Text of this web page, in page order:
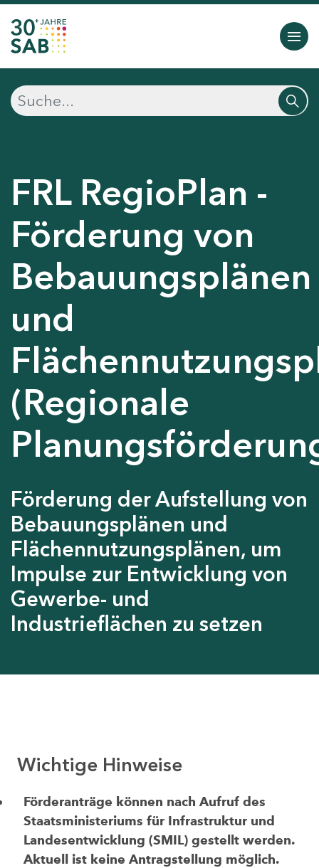
FRL RegioPlan -
Förderung von
Bebauungsplänen
und
(Regionale
Förderung der Aufstellung von
Bebauungsplänen und
Flächennutzungsplänen, um
Impulse zur Entwicklung von
Gewerbe- und
Industrieflächen zu setzen
Wichtige Hinweise
Förderanträge können nach Aufruf des
Staatsministeriums für Infrastruktur und
Landesentwicklung (SMIL) gestellt werden.
Aktuell ist keine Antragstellung möglich.